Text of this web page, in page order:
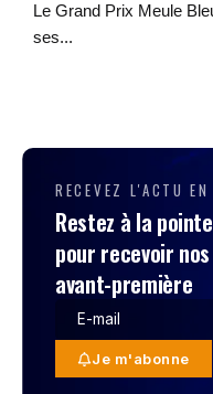
Le Grand Prix Meule
ses...
RECEVEZ L'ACTU
Restez à la
pour recevoir
avant-première
Je m'abonne